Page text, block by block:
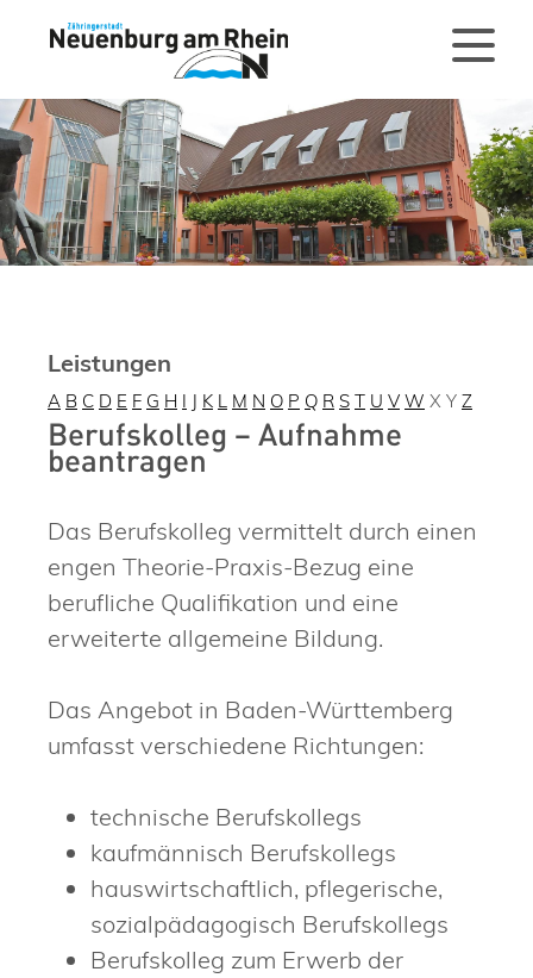
Leistungen
A B C D E F G H I J K L M N O P Q R S T U V W X Y Z
Berufskolleg – Aufnahme
beantragen
Das Berufskolleg vermittelt durch einen
engen Theorie-Praxis-Bezug eine
berufliche Qualifikation und eine
erweiterte allgemeine Bildung.
Das Angebot in Baden-Württemberg
umfasst verschiedene Richtungen:
technische Berufskollegs
kaufmännisch Berufskollegs
hauswirtschaftlich, pflegerische,
sozialpädagogisch Berufskollegs
Berufskolleg zum Erwerb der